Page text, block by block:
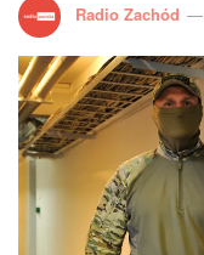
Radio Zachód